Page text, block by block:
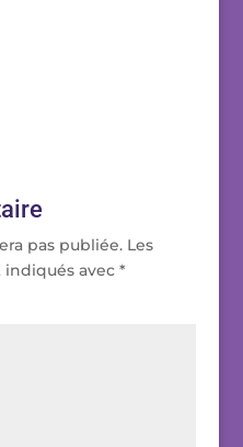
pas publiée. Les
avec *